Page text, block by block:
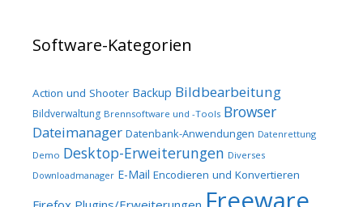
Software-Kategorien
Action und Shooter Backup Bildbearbeitung
Bildverwaltung Brennsoftware und -Tools Browser
Dateimanager Datenbank-Anwendungen Datenrettung
Demo Desktop-Erweiterungen Diverses
Downloadmanager E-Mail Encodieren und Konvertieren
Freeware